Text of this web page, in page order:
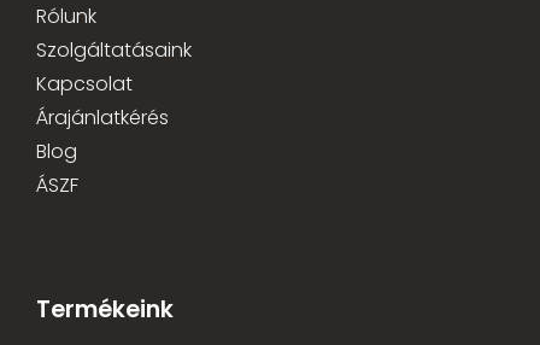
Rólunk
Szolgáltatásaink
Kapcsolat
Árajánlatkérés
Blog
ÁSZF
Termékeink